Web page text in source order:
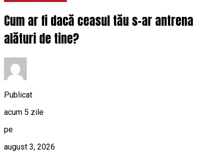
Cum ar fi dacă ceasul tău s-ar antrena
alături de tine?
Publicat
acum 5 zile
pe
august 3, 2026